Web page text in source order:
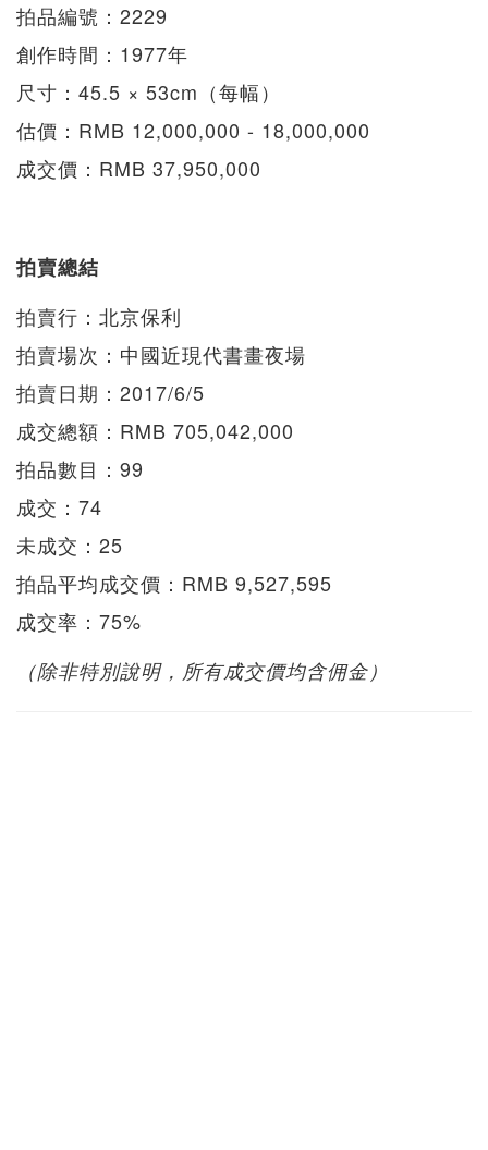
拍品編號：2229
創作時間：1977年
尺寸：45.5 × 53cm（每幅）
估價：RMB 12,000,000 - 18,000,000
成交價：RMB 37,950,000
拍賣總結
拍賣行：北京保利
拍賣場次：中國近現代書畫夜場
拍賣日期：2017/6/5
成交總額：RMB 705,042,000
拍品數目：99
成交：74
未成交：25
拍品平均成交價：RMB 9,527,595
成交率：75%
（除非特別說明，所有成交價均含佣金）